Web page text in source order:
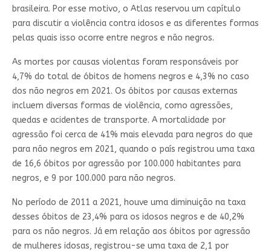
brasileira. Por esse motivo, o Atlas reservou um capítulo
para discutir a violência contra idosos e as diferentes formas
pelas quais isso ocorre entre negros e não negros.
As mortes por causas violentas foram responsáveis por
4,7% do total de óbitos de homens negros e 4,3% no caso
dos não negros em 2021. Os óbitos por causas externas
incluem diversas formas de violência, como agressões,
quedas e acidentes de transporte. A mortalidade por
agressão foi cerca de 41% mais elevada para negros do que
para não negros em 2021, quando o país registrou uma taxa
de 16,6 óbitos por agressão por 100.000 habitantes para
negros, e 9 por 100.000 para não negros.
No período de 2011 a 2021, houve uma diminuição na taxa
desses óbitos de 23,4% para os idosos negros e de 40,2%
para os não negros. Já em relação aos óbitos por agressão
de mulheres idosas, registrou-se uma taxa de 2,1 por